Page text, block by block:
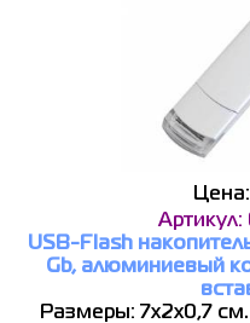
USB-Flash
Gb, алюминиевый
Размеры: 7х2х0,7